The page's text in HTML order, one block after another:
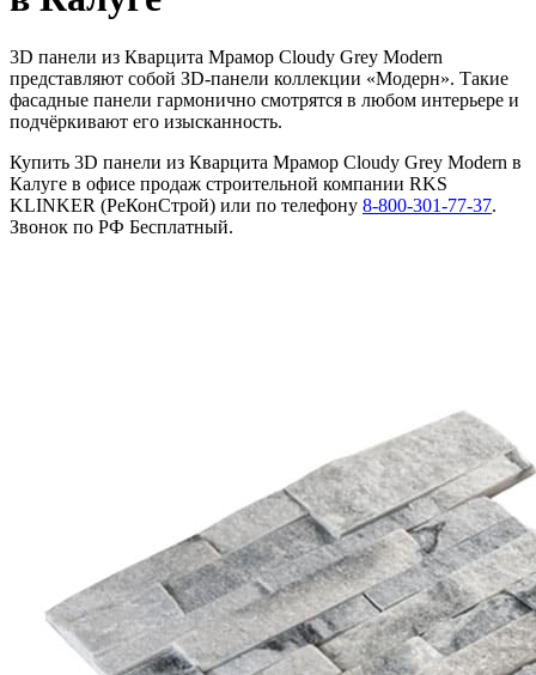
3D панели из Кварцита Мрамор Cloudy Grey Modern
представляют собой ЗD-панели коллекции «Модерн». Такие
фасадные панели гармонично смотрятся в любом интерьере и
подчёркивают его изысканность.
Купить 3D панели из Кварцита Мрамор Cloudy Grey Modern в
Калуге в офисе продаж строительной компании RKS
KLINKER (РеКонСтрой) или по телефону 8-800-301-77-37.
Звонок по РФ Бесплатный.